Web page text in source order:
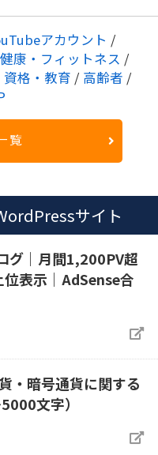
アカウント /
健康・フィットネス /
格・教育 / 高齢者 /
覧
サイト
グ｜月間1,200PV超
表示｜AdSense合
・暗号通貨に関する
文字）